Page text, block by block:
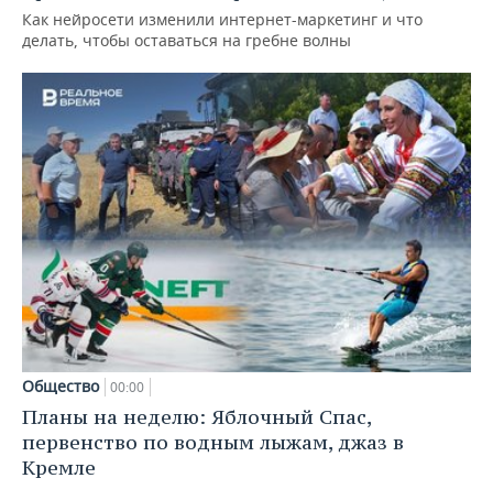
Как нейросети изменили интернет-маркетинг и что
делать, чтобы оставаться на гребне волны
Общество 00:00
Планы на неделю: Яблочный Спас,
первенство по водным лыжам, джаз в
Кремле